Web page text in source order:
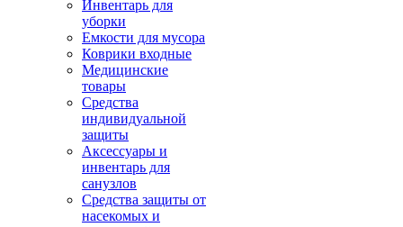
Инвентарь для
уборки
Емкости для мусора
Коврики входные
Медицинские
товары
Средства
индивидуальной
защиты
Аксессуары и
инвентарь для
санузлов
Средства защиты от
насекомых и